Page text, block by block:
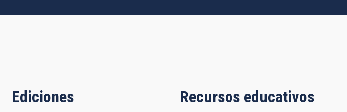
Ediciones Recursos educativos